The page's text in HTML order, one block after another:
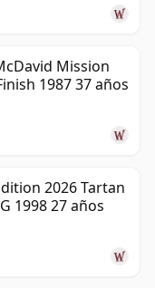
Mission
1987 37 años
2026 Tartan
1998 27 años